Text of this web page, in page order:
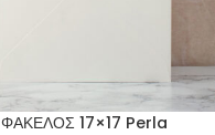
ΦΑΚΕΛΟΣ 17×17 Perla